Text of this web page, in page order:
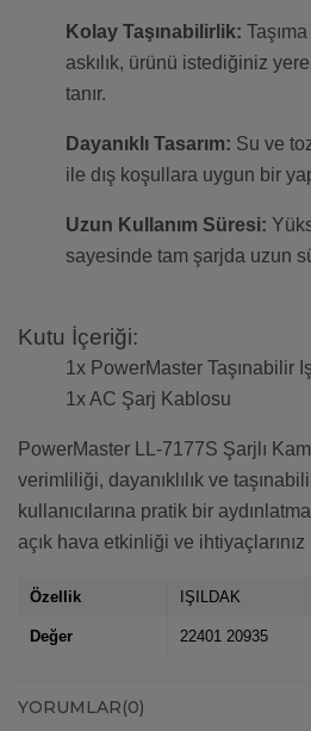
Kolay Taşınabilirlik:
askılık, ürünü istediğiniz
tanır.
Dayanıklı Tasarım: Su ve
ile dış koşullara uygun bir
Uzun Kullanım Süresi:
sayesinde tam şarjda uzun
Kutu İçeriği:
1x PowerMaster Taşınabilir
1x AC Şarj Kablosu
PowerMaster LL-7177S Şarjlı
verimliliği, dayanıklılık ve
kullanıcılarına pratik bir
açık hava etkinliği ve
Özellik IŞILDAK
Değer 22401 20935
YORUMLAR(0)